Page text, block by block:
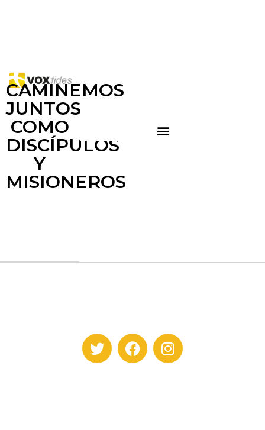
CAMINEMOS
JUNTOS
COMO
DISCÍPULOS
Y
MISIONEROS